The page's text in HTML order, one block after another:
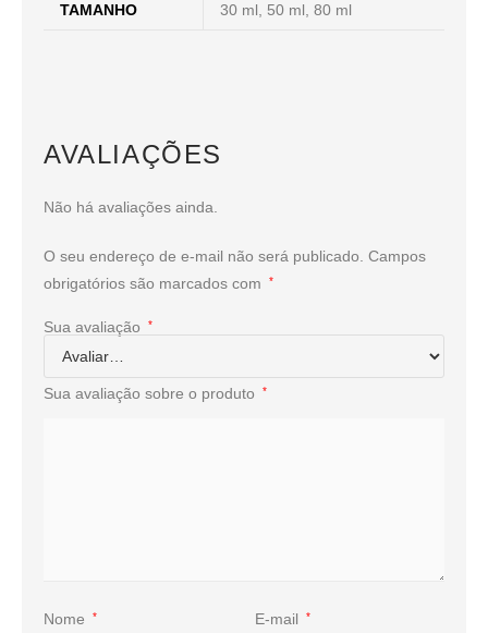
TAMANHO 30 ml, 50 ml, 80 ml
AVALIAÇÕES
Não há avaliações ainda.
O seu endereço de e-mail não será publicado. Campos
obrigatórios são marcados com
*
Sua avaliação *
Sua avaliação sobre o produto *
Nome * E-mail *